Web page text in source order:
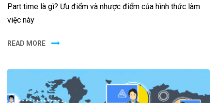
Part time là gì? Ưu điểm và nhược điểm của hình thức làm
việc này
READ MORE